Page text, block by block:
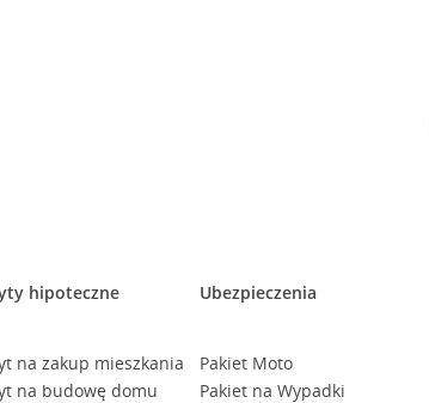
hipoteczne
na zakup mieszkania
na budowę domu
Ubezpieczenia
Pakiet Moto
Pakiet na Wypadki